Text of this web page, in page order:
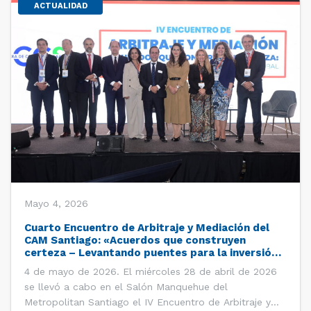
ACTUALIDAD
Mayo 4, 2026
Cuarto Encuentro de Arbitraje y Mediación del
CAM Santiago: «Acuerdos que construyen
certeza – Levantando puentes para la inversión
4 de mayo de 2026. El miércoles 28 de abril de 2026
se llevó a cabo en el Salón Manquehue del
Metropolitan Santiago el IV Encuentro de Arbitraje y